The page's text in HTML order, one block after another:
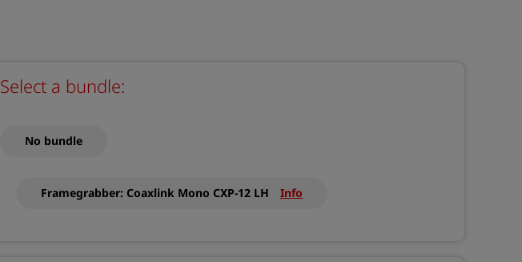
Select a bundle:
No bundle
Framegrabber: Coaxlink Mono CXP-12 LH Info